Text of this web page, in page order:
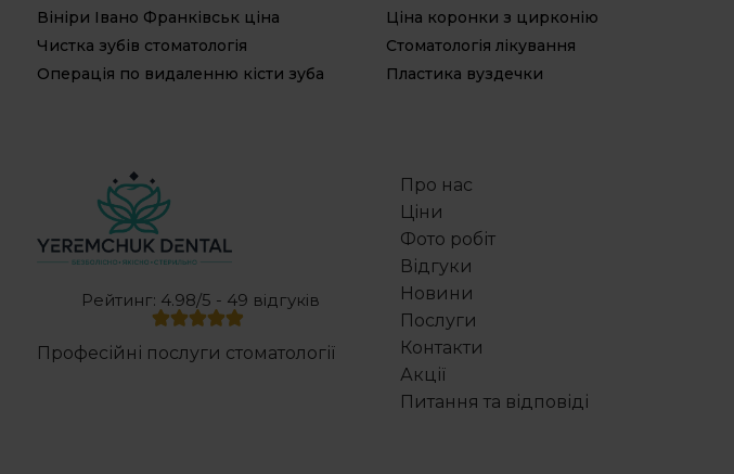
Вініри Івано Франківськ ціна Ціна коронки з цирконію
Чистка зубів стоматологія
Стоматологія лікування
Операція по видаленню кісти зуба
Пластика вуздечки
Рейтинг: 4.98/5 - 49 відгуків
Професійні послуги стоматології
Про нас
Ціни
Фото робіт
Відгуки
Новини
Послуги
Контакти
Акції
Питання та відповіді